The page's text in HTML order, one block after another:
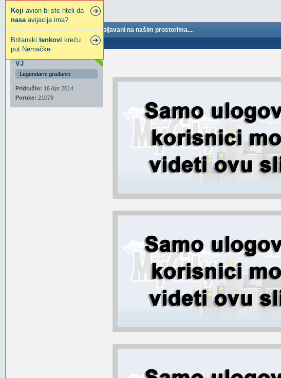
Koji avion bi ste hteli da
nasaavijacija ima?
Britanski tenkovi kreću
put Nemačke
Koji su Nemački tenkovi upotrebljavani na našim prostorima....
Poslao: 26 Maj 2025 22:31
VJ
Legendarni građanin
Pridružio: 16 Apr 2014
Poruke: 21078